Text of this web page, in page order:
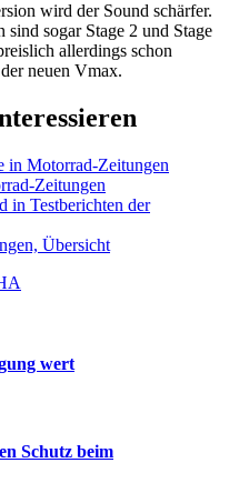
wird der Sound schärfer.
sogar Stage 2 und Stage
allerdings schon
neuen Vmax.
Motorrad-Zeitungen
Zeitungen
Testberichten der
Übersicht
wert
Schutz beim